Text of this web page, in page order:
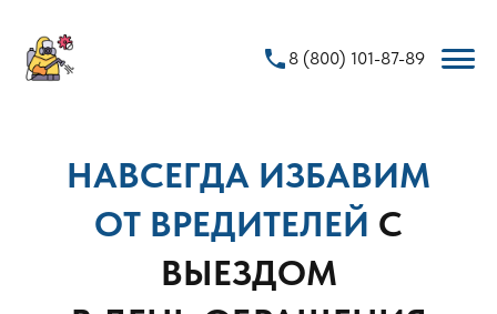
phone 8 (800) 101-87-89
НАВСЕГДА ИЗБАВИМ
ОТ ВРЕДИТЕЛЕЙ С
ВЫЕЗДОМ